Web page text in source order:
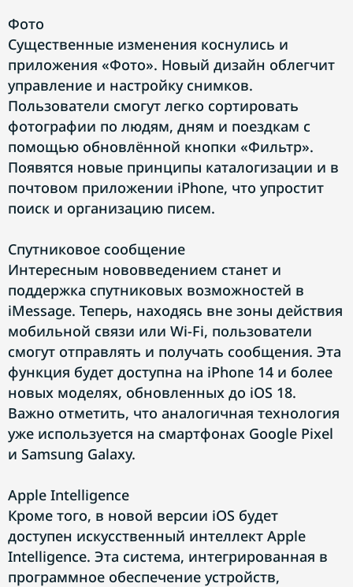
Фото
Существенные изменения коснулись и
приложения «Фото». Новый дизайн облегчит
управление и настройку снимков.
Пользователи смогут легко сортировать
фотографии по людям, дням и поездкам с
помощью обновлённой кнопки «Фильтр».
Появятся новые принципы каталогизации и в
почтовом приложении iPhone, что упростит
поиск и организацию писем.
Спутниковое сообщение
Интересным нововведением станет и
поддержка спутниковых возможностей в
iMessage. Теперь, находясь вне зоны действия
мобильной связи или Wi-Fi, пользователи
смогут отправлять и получать сообщения. Эта
функция будет доступна на iPhone 14 и более
новых моделях, обновленных до iOS 18.
Важно отметить, что аналогичная технология
уже используется на смартфонах Google Pixel
и Samsung Galaxy.
Apple Intelligence
Кроме того, в новой версии iOS будет
доступен искусственный интеллект Apple
Intelligence. Эта система, интегрированная в
программное обеспечение устройств,